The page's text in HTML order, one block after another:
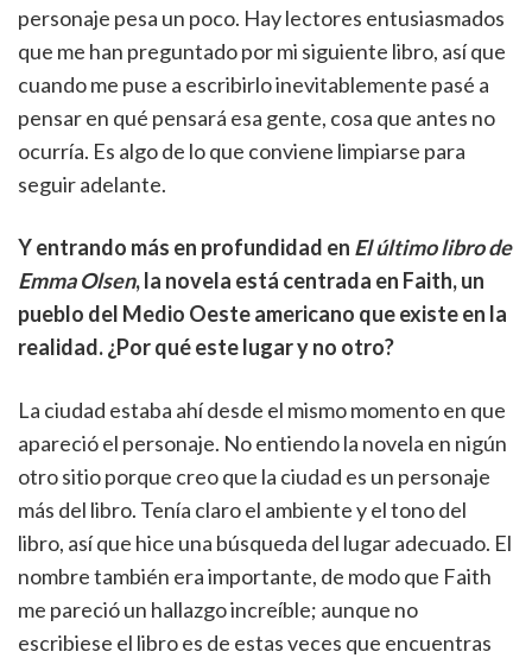
personaje pesa un poco. Hay lectores entusiasmados
que me han preguntado por mi siguiente libro, así que
cuando me puse a escribirlo inevitablemente pasé a
pensar en qué pensará esa gente, cosa que antes no
ocurría. Es algo de lo que conviene limpiarse para
seguir adelante.
Y entrando más en profundidad en El último libro de
Emma Olsen, la novela está centrada en Faith, un
pueblo del Medio Oeste americano que existe en la
realidad. ¿Por qué este lugar y no otro?
La ciudad estaba ahí desde el mismo momento en que
apareció el personaje. No entiendo la novela en nigún
otro sitio porque creo que la ciudad es un personaje
más del libro. Tenía claro el ambiente y el tono del
libro, así que hice una búsqueda del lugar adecuado. El
nombre también era importante, de modo que Faith
me pareció un hallazgo increíble; aunque no
escribiese el libro es de estas veces que encuentras